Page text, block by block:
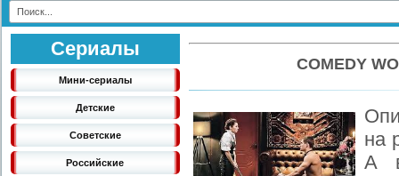
Сериалы
Мини-сериалы
Детские
Советские
Российские
COMEDY
на
А